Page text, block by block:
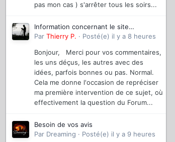
pas mon cas ) s'arrêter tous les soirs...
Information concernant le site
magazinevideo
Par Thierry P. · Posté(e) il y a 8 heures
Bonjour, Merci pour vos commentaires,
les uns déçus, les autres avec des
idées, parfois bonnes ou pas. Normal.
Cela me donne l'occasion de repréciser
ma première intervention de ce sujet, où
effectivement la question du Forum...
Besoin de vos avis
Par Dreaming · Posté(e) il y a 9 heures